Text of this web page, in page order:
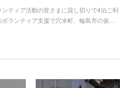
ティア活動の皆さまに貸し切りで4泊ご利
ランティア支援で穴水町、輪島市の仮…